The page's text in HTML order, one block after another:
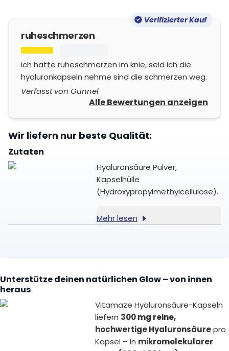
Verifizierter Kauf
ruheschmerzen
ich hatte ruheschmerzen im knie, seid ich die
hyaluronkapseln nehme sind die schmerzen weg.
Verfasst von Gunnel
Alle Bewertungen anzeigen
Wir liefern nur beste Qualität:
Zutaten
Hyaluronsäure Pulver,
Kapselhülle
(Hydroxypropylmethylcellulose).
Mehr lesen
Unterstütze deinen natürlichen Glow – von innen
heraus
Vitamaze Hyaluronsäure-Kapseln
liefern 300 mg reine,
hochwertige Hyaluronsäurepro
Kapsel – in mikromolekularer